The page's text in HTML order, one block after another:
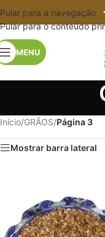
Pular para a navegação
Pular para o conteúdo
MENU
Início/GRÃOS/Página 3
Mostrar barra lateral